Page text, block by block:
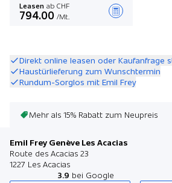
Leasen ab CHF
794.00 /Mt.
Direkt online leasen oder Kaufanfrage
Haustürlieferung zum Wunschtermin
Rundum-Sorglos mit Emil Frey
Mehr als 15% Rabatt zum Neupreis
Emil Frey Genève Les Acacias
Route des Acacias 23
1227 Les Acacias
3.9 bei Google